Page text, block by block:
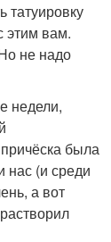
татуировку
этим вам.
не надо
недели,
была
нас (и среди
а вот